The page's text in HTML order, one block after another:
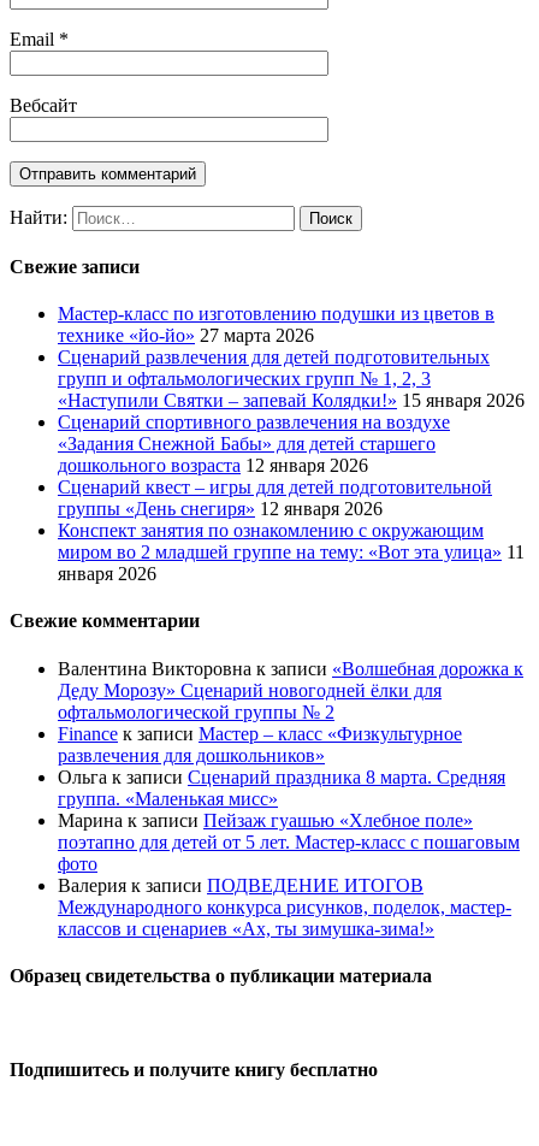
Email *
Вебсайт
Найти:
Свежие записи
Мастер-класс по изготовлению подушки из цветов в
технике «йо-йо» 27 марта 2026
Сценарий развлечения для детей подготовительных
групп и офтальмологических групп № 1, 2, 3
«Наступили Святки – запевай Колядки!» 15 января 2026
Сценарий спортивного развлечения на воздухе
«Задания Снежной Бабы» для детей старшего
дошкольного возраста 12 января 2026
Сценарий квест – игры для детей подготовительной
группы «День снегиря» 12 января 2026
Конспект занятия по ознакомлению с окружающим
миром во 2 младшей группе на тему: «Вот эта улица» 11
января 2026
Свежие комментарии
Валентина Викторовна к записи «Волшебная дорожка к
Деду Морозу» Сценарий новогодней ёлки для
офтальмологической группы № 2
Finance к записи Мастер – класс «Физкультурное
развлечения для дошкольников»
Ольга к записи Сценарий праздника 8 марта. Средняя
группа. «Маленькая мисс»
Марина к записи Пейзаж гуашью «Хлебное поле»
поэтапно для детей от 5 лет. Мастер-класс с пошаговым
фото
Валерия к записи ПОДВЕДЕНИЕ ИТОГОВ
Международного конкурса рисунков, поделок, мастер-
классов и сценариев «Ах, ты зимушка-зима!»
Образец свидетельства о публикации материала
Подпишитесь и получите книгу бесплатно